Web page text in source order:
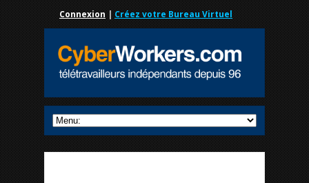
Connexion | Créez votre Bureau Virtuel